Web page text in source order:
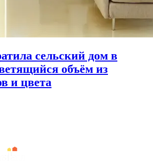
сельский дом в
объём из
и цвета